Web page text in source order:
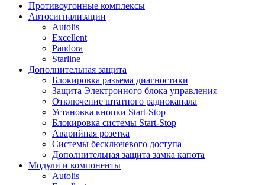
Противоугонные комплексы
Автосигнализации
Autolis
Excellent
Pandora
Starline
Дополнительная защита
Блокировка разъема диагностики
Защита Электронного блока управления
Отключение штатного радиоканала
Установка кнопки Start-Stop
Блокировка системы Start-Stop
Аварийная розетка
Системы бесключевого доступа
Дополнительная защита замка капота
Модули и компоненты
Autolis